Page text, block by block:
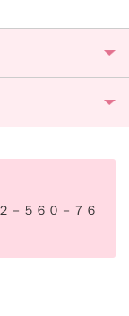
－５６０－７６